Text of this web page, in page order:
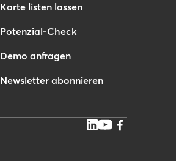
Karte listen lassen
Potenzial-Check
Demo anfragen
Newsletter abonnieren